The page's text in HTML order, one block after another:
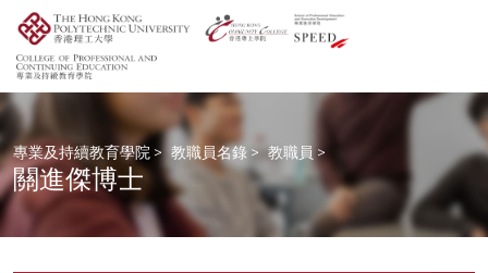
專業及持續教育學院 > 教職員名錄 > 教職員 >
關進傑博士